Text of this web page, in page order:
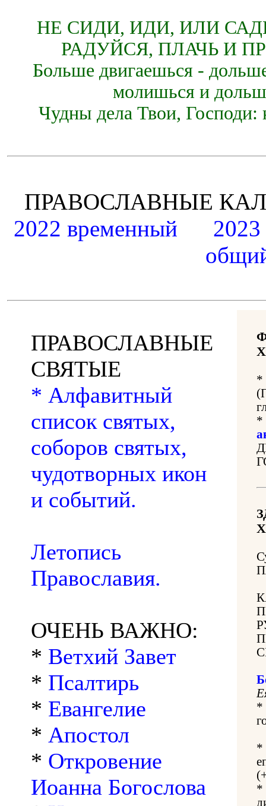
НЕ СИДИ, ИДИ, ИЛИ
РАДУЙСЯ, ПЛАЧЬ И
Больше двигаешься -
молишься и
Чудны дела Твои, Господи:
ПРАВОСЛАВНЫЕ
2022 временный
ПРАВОСЛАВНЫЕ
СВЯТЫЕ
* Алфавитный
список святых,
соборов святых,
чудотворных икон
и событий.
Летопись
Православия.
ОЧЕНЬ ВАЖНО:
* Ветхий Завет
* Псалтирь
* Евангелие
* Апостол
* Откровение
Иоанна Богослова
*
*
*
*
*